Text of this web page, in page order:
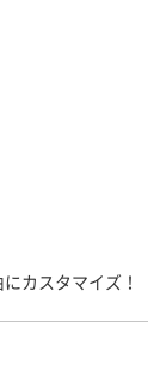
カスタマイズ！